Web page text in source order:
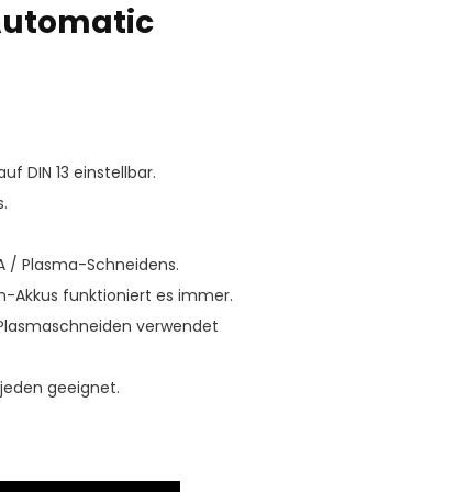
DIN 13 einstellbar.
/ Plasma-Schneidens.
Akkus funktioniert es immer.
verwendet
geeignet.